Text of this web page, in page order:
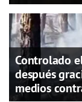
Controlado
después
medios